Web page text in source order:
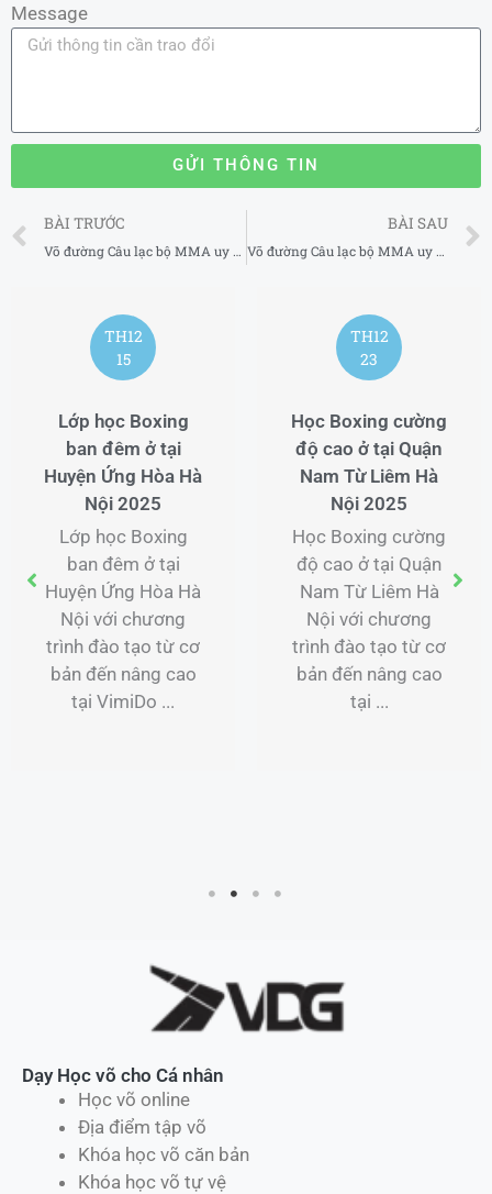
Message
GỬI THÔNG TIN
Prev
BÀI TRƯỚC
Võ đường Câu lạc bộ MMA uy tín tại Quận 5 TP Hồ Chí Minh
BÀI SAU
Võ đường Câu lạc bộ MMA uy tín tại Quận 7 TP Hồ Chí Minh
TH12
15
Lớp học Boxing
ban đêm ở tại
Huyện Ứng Hòa Hà
Nội 2025
Lớp học Boxing
ban đêm ở tại
Huyện Ứng Hòa Hà
Nội với chương
trình đào tạo từ cơ
bản đến nâng cao
tại VimiDo ...
TH12
23
Học Boxing cường
độ cao ở tại Quận
Nam Từ Liêm Hà
Nội 2025
Học Boxing cường
độ cao ở tại Quận
Nam Từ Liêm Hà
Nội với chương
trình đào tạo từ cơ
bản đến nâng cao
tại ...
Dạy Học võ cho Cá nhân
Học võ online
Địa điểm tập võ
Khóa học võ căn bản
Khóa học võ tự vệ